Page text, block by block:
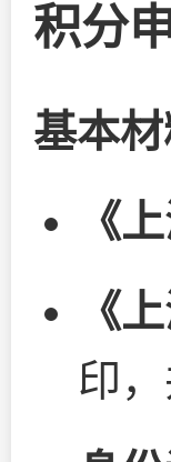
积分
基本材
《
《
印